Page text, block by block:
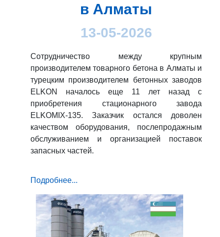
в Алматы
13-05-2026
Сотрудничество между крупным
производителем товарного бетона в Алматы и
турецким производителем бетонных заводов
ELKON началось еще 11 лет назад с
приобретения стационарного завода
ELKOMIX-135. Заказчик остался доволен
качеством оборудования, послепродажным
обслуживанием и организацией поставок
запасных частей.
Подробнее...